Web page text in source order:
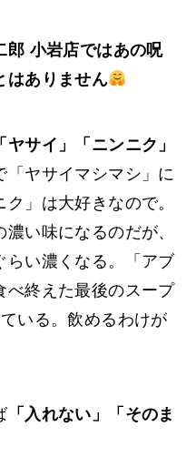
小岩店ではあの呪
はありません
サイ」「ニンニク」
「ヤサイマシマシ」に
」は大好きなので。
濃い味になるのだが、
らい濃くなる。「アブ
べ終えた最後のスープ
いる。飲めるわけが
「入れない」「そのま